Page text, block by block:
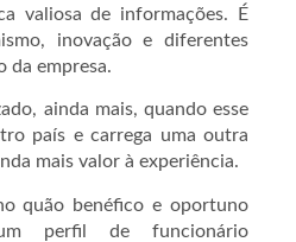
valiosa de informações. É
inovação e diferentes
da empresa.
ainda mais, quando esse
país e carrega uma outra
mais valor à experiência.
quão benéfico e oportuno
perfil de funcionário